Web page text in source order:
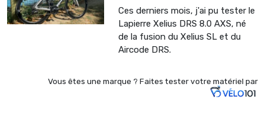
Ces derniers mois, j'ai pu tester le
Lapierre Xelius DRS 8.0 AXS, né
de la fusion du Xelius SL et du
Aircode DRS.
Vous êtes une marque ? Faites tester votre matériel par